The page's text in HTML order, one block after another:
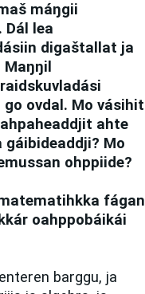
máŋgii
. Dál lea
digaštallat ja
ovdal. Mo vásihit
ahte
Mo
ohppiide?
fágan
oahppobáikái
barggu, ja